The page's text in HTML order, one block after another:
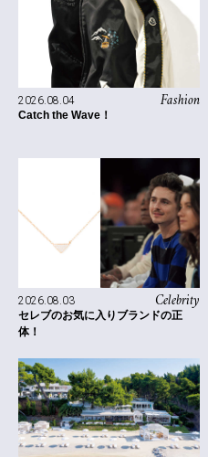
Fashion
2026.08.04
Catch the Wave！
Celebrity
2026.08.03
セレブのお気に入りブランドの正
体！